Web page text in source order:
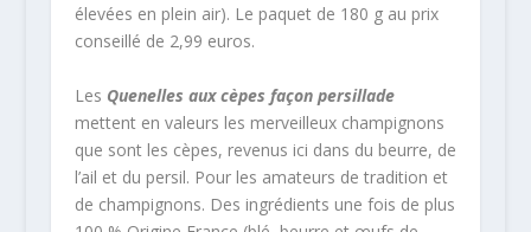
élevées en plein air). Le paquet de 180 g au prix
conseillé de 2,99 euros.
Les Quenelles aux cèpes façon persillade
mettent en valeurs les merveilleux champignons
que sont les cèpes, revenus ici dans du beurre, de
l’ail et du persil. Pour les amateurs de tradition et
de champignons. Des ingrédients une fois de plus